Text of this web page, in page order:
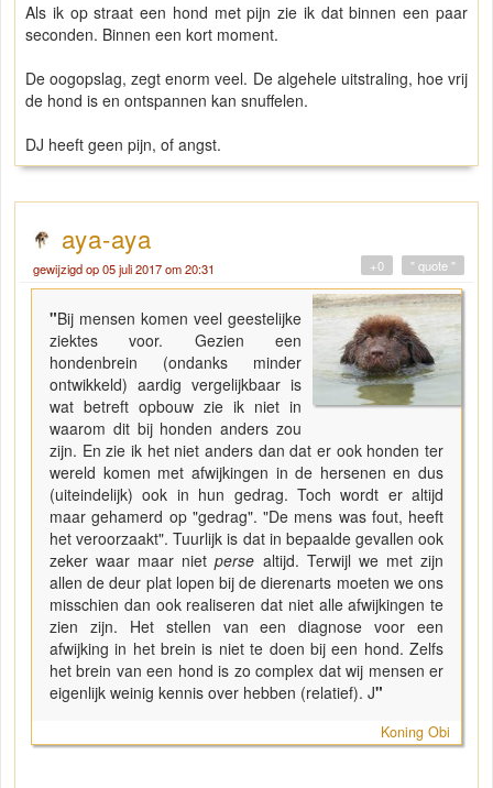
Als ik op straat een hond met pijn zie ik dat binnen een paar
seconden. Binnen een kort moment.
De oogopslag, zegt enorm veel. De algehele uitstraling, hoe vrij
de hond is en ontspannen kan snuffelen.
DJ heeft geen pijn, of angst.
aya-aya
gewijzigd op 05 juli 2017 om 20:31 " quote "
+0
"Bij mensen komen veel geestelijke
ziektes voor. Gezien een
hondenbrein (ondanks minder
ontwikkeld) aardig vergelijkbaar is
wat betreft opbouw zie ik niet in
waarom dit bij honden anders zou
zijn. En zie ik het niet anders dan dat er ook honden ter
wereld komen met afwijkingen in de hersenen en dus
(uiteindelijk) ook in hun gedrag. Toch wordt er altijd
maar gehamerd op "gedrag". "De mens was fout, heeft
het veroorzaakt". Tuurlijk is dat in bepaalde gevallen ook
zeker waar maar nietperse altijd. Terwijl we met zijn
allen de deur plat lopen bij de dierenarts moeten we ons
misschien dan ook realiseren dat niet alle afwijkingen te
zien zijn. Het stellen van een diagnose voor een
afwijking in het brein is niet te doen bij een hond. Zelfs
het brein van een hond is zo complex dat wij mensen er
eigenlijk weinig kennis over hebben (relatief). J"
Koning Obi